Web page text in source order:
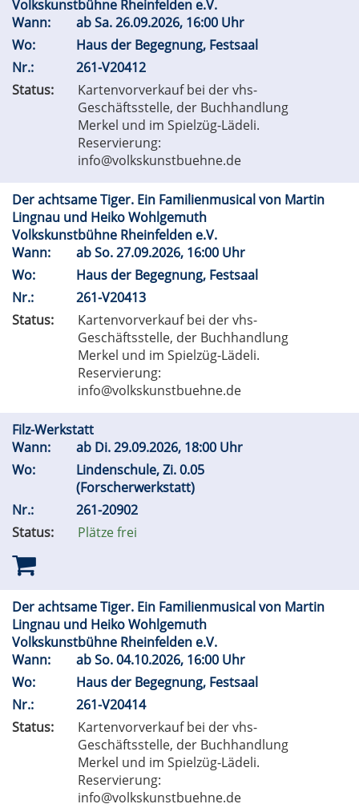
Volkskunstbühne Rheinfelden e.V.
Wann:
abSa.26.09.2026, 16:00 Uhr
Wo:
Haus der Begegnung, Festsaal
Nr.:
261-V20412
Status:
Kartenvorverkauf bei der vhs-
Geschäftsstelle, der Buchhandlung
Merkel und im Spielzüg-Lädeli.
Reservierung:
info@volkskunstbuehne.de
Der achtsame Tiger. Ein Familienmusical von Martin
Lingnau und Heiko Wohlgemuth
Volkskunstbühne Rheinfelden e.V.
Wann:
abSo.27.09.2026, 16:00 Uhr
Wo:
Haus der Begegnung, Festsaal
Nr.:
261-V20413
Status:
Kartenvorverkauf bei der vhs-
Geschäftsstelle, der Buchhandlung
Merkel und im Spielzüg-Lädeli.
Reservierung:
info@volkskunstbuehne.de
Filz-Werkstatt
Wann:
ab Di.29.09.2026, 18:00 Uhr
Wo:
Lindenschule, Zi. 0.05
(Forscherwerkstatt)
Nr.:
261-20902
Status:
Plätze frei
Der achtsame Tiger. Ein Familienmusical von Martin
Lingnau und Heiko Wohlgemuth
Volkskunstbühne Rheinfelden e.V.
Wann:
abSo.04.10.2026, 16:00 Uhr
Wo:
Haus der Begegnung, Festsaal
Nr.:
261-V20414
Status:
Kartenvorverkauf bei der vhs-
Geschäftsstelle, der Buchhandlung
Merkel und im Spielzüg-Lädeli.
Reservierung:
info@volkskunstbuehne.de